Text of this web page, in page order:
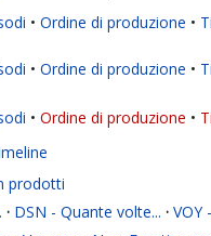
Ordine di produzione
Ordine di produzione
Ordine di produzione
prodotti
· DSN - Quante volte... · VOY